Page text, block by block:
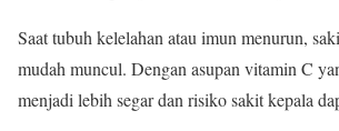
Saat tubuh kelelahan atau imun menurun,
mudah muncul. Dengan asupan vitamin C
menjadi lebih segar dan risiko sakit kepala